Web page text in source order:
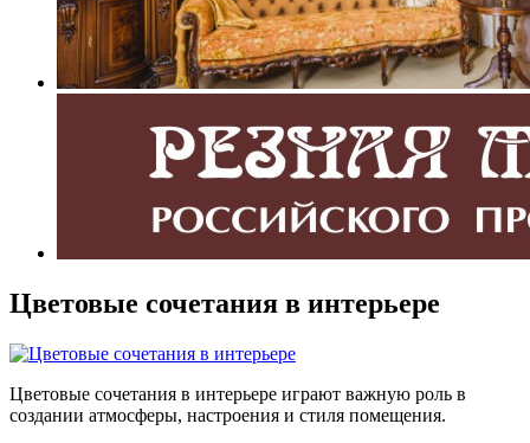
Цветовые сочетания в интерьере
Цветовые сочетания в интерьере играют важную роль в
создании атмосферы, настроения и стиля помещения.